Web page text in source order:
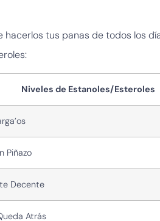
tus panas de todos los
Niveles de Estanoles/Esteroles
Piñazo
Decente
Atrás